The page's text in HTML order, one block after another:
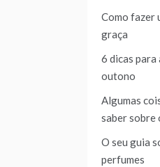
Como fazer
graça
6 dicas
outono
Algumas
saber sobre
O seu guia
perfumes